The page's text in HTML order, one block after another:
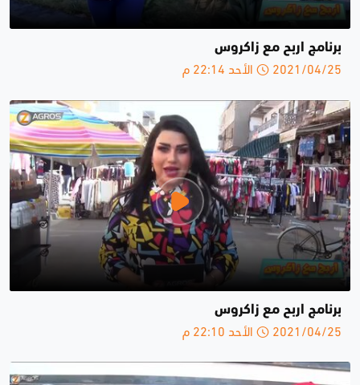
برنامج اربح مع زاكروس
2021/04/25 الأحد 22:14 م
برنامج اربح مع زاكروس
2021/04/25 الأحد 22:10 م